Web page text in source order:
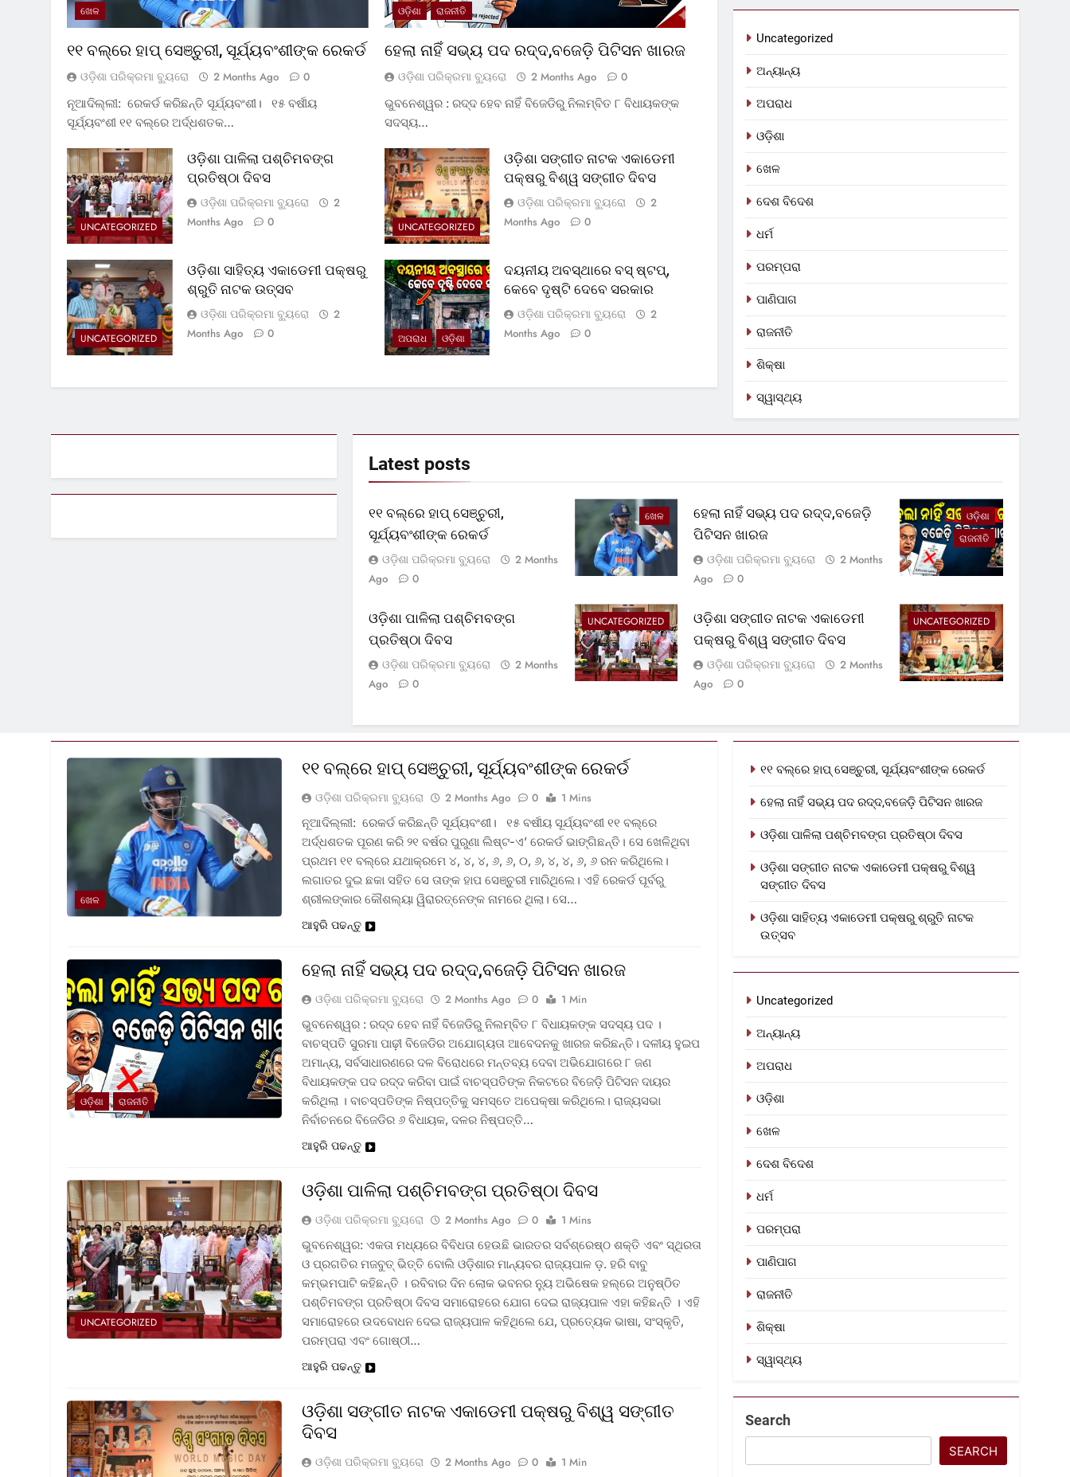
ଖେଳ
୧୧ ବଲ୍‌ରେ ହାପ୍ ସେଞ୍ଚୁରୀ, ସୂର୍ଯ୍ୟବଂଶୀଙ୍କ ରେକର୍ଡ
ଓଡ଼ିଶା ପରିକ୍ରମା ବ୍ୟୁରୋ 2 Months Ago
0
ନୂଆଦିଲ୍ଲୀ: ରେକର୍ଡ କରିଛନ୍ତି ସୂର୍ଯ୍ୟବଂଶୀ। ୧୫ ବର୍ଷୀୟ
ସୂର୍ଯ୍ୟବଂଶୀ ୧୧ ବଲ୍‌ରେ ଅର୍ଦ୍ଧଶତକ…
ଓଡ଼ିଶା ରାଜନୀତି
ହେଲା ନାହିଁ ସଭ୍ୟ ପଦ ରଦ୍ଦ,ବଜେଡ଼ି ପିଟିସନ ଖାରଜ
ଓଡ଼ିଶା ପରିକ୍ରମା ବ୍ୟୁରୋ 2 Months Ago
0
ଭୁବନେଶ୍ୱର : ରଦ୍ଦ ହେବ ନାହିଁ ବିଜେଡିରୁ ନିଲମ୍ବିତ ୮ ବିଧାୟକଙ୍କ
ସଦସ୍ୟ…
UNCATEGORIZED
ଓଡ଼ିଶା ପାଳିଲା ପଶ୍ଚିମବଙ୍ଗ
ପ୍ରତିଷ୍ଠା ଦିବସ
ଓଡ଼ିଶା ପରିକ୍ରମା ବ୍ୟୁରୋ
2
Months Ago
0 UNCATEGORIZED
ଓଡ଼ିଶା ସଙ୍ଗୀତ ନାଟକ ଏକାଡେମୀ
ପକ୍ଷରୁ ବିଶ୍ୱ ସଙ୍ଗୀତ ଦିବସ
ଓଡ଼ିଶା ପରିକ୍ରମା ବ୍ୟୁରୋ
2
Months Ago
0
UNCATEGORIZED
ଓଡ଼ିଶା ସାହିତ୍ୟ ଏକାଡେମୀ ପକ୍ଷରୁ
ଶ୍ରୁତି ନାଟକ ଉତ୍ସବ
ଓଡ଼ିଶା ପରିକ୍ରମା ବ୍ୟୁରୋ
2
Months Ago
0 ଅପରାଧ ଓଡ଼ିଶା
ଦୟନୀୟ ଅବସ୍ଥାରେ ବସ୍‌ ଷ୍ଟପ୍‌,
କେବେ ଦୃଷ୍ଟି ଦେବେ ସରକାର
ଓଡ଼ିଶା ପରିକ୍ରମା ବ୍ୟୁରୋ
2
Months Ago
0
Uncategorized
ଅନ୍ୟାନ୍ୟ
ଅପରାଧ
ଓଡ଼ିଶା
ଖେଳ
ଦେଶ ବିଦେଶ
ଧର୍ମ
ପରମ୍ପରା
ପାଣିପାଗ
ରାଜନୀତି
ଶିକ୍ଷା
ସ୍ୱାସ୍ଥ୍ୟ
Latest posts
ଖେଳ
୧୧ ବଲ୍‌ରେ ହାପ୍ ସେଞ୍ଚୁରୀ,
ସୂର୍ଯ୍ୟବଂଶୀଙ୍କ ରେକର୍ଡ
ଓଡ଼ିଶା ପରିକ୍ରମା ବ୍ୟୁରୋ
2 Months
Ago
0
ଓଡ଼ିଶା
ରାଜନୀତି
ହେଲା ନାହିଁ ସଭ୍ୟ ପଦ ରଦ୍ଦ,ବଜେଡ଼ି
ପିଟିସନ ଖାରଜ
ଓଡ଼ିଶା ପରିକ୍ରମା ବ୍ୟୁରୋ
2 Months
Ago
0
UNCATEGORIZED
ଓଡ଼ିଶା ପାଳିଲା ପଶ୍ଚିମବଙ୍ଗ
ପ୍ରତିଷ୍ଠା ଦିବସ
ଓଡ଼ିଶା ପରିକ୍ରମା ବ୍ୟୁରୋ
2 Months
Ago
0
UNCATEGORIZED
ଓଡ଼ିଶା ସଙ୍ଗୀତ ନାଟକ ଏକାଡେମୀ
ପକ୍ଷରୁ ବିଶ୍ୱ ସଙ୍ଗୀତ ଦିବସ
ଓଡ଼ିଶା ପରିକ୍ରମା ବ୍ୟୁରୋ
2 Months
Ago
0
ଖେଳ
୧୧ ବଲ୍‌ରେ ହାପ୍ ସେଞ୍ଚୁରୀ, ସୂର୍ଯ୍ୟବଂଶୀଙ୍କ ରେକର୍ଡ
ଓଡ଼ିଶା ପରିକ୍ରମା ବ୍ୟୁରୋ 2 Months Ago 0
1 Mins
ନୂଆଦିଲ୍ଲୀ: ରେକର୍ଡ କରିଛନ୍ତି ସୂର୍ଯ୍ୟବଂଶୀ। ୧୫ ବର୍ଷୀୟ ସୂର୍ଯ୍ୟବଂଶୀ ୧୧ ବଲ୍‌ରେ
ଅର୍ଦ୍ଧଶତକ ପୂରଣ କରି ୨୧ ବର୍ଷର ପୁରୁଣା ଲିଷ୍ଟ-ଏ’ ରେକର୍ଡ ଭାଙ୍ଗିଛନ୍ତି। ସେ ଖେଳିଥିବା
ପ୍ରଥମ ୧୧ ବଲ୍‌ରେ ଯଥାକ୍ରମେ ୪, ୪, ୪, ୬, ୬, ୦, ୬, ୪, ୪, ୬, ୬ ରନ କରିଥିଲେ।
ଲଗାତର ଦୁଇ ଛକା ସହିତ ସେ ତାଙ୍କ ହାପ ସେଞ୍ଚୁରୀ ମାରିଥିଲେ। ଏହି ରେକର୍ଡ ପୂର୍ବରୁ
ଶ୍ରୀଲଙ୍କାର କୌଶଲ୍ୟା ୱିରାରତ୍ନେଙ୍କ ନାମରେ ଥିଲା। ସେ…
ଆହୁରି ପଢନ୍ତୁ
ଓଡ଼ିଶା ରାଜନୀତି
ହେଲା ନାହିଁ ସଭ୍ୟ ପଦ ରଦ୍ଦ,ବଜେଡ଼ି ପିଟିସନ ଖାରଜ
ଓଡ଼ିଶା ପରିକ୍ରମା ବ୍ୟୁରୋ 2 Months Ago 0
1 Min
ଭୁବନେଶ୍ୱର : ରଦ୍ଦ ହେବ ନାହିଁ ବିଜେଡିରୁ ନିଲମ୍ବିତ ୮ ବିଧାୟକଙ୍କ ସଦସ୍ୟ ପଦ ।
ବାଚସ୍ପତି ସୁରମା ପାଢ଼ୀ ବିଜେଡିର ଅଯୋଗ୍ୟତା ଆବେଦନକୁ ଖାରଜ କରିଛନ୍ତି। ଦଳୀୟ ହୁଇପ
ଅମାନ୍ୟ, ସର୍ବସାଧାରଣରେ ଦଳ ବିରୋଧରେ ମନ୍ତବ୍ୟ ଦେବା ଅଭିଯୋଗରେ ୮ ଜଣ
ବିଧାୟକଙ୍କ ପଦ ରଦ୍ଦ କରିବା ପାଇଁ ବାଚସ୍ପତିଙ୍କ ନିକଟରେ ବିଜେଡ଼ି ପିଟିସନ ଦାୟର
କରିଥିଲା । ବାଚସ୍ପତିଙ୍କ ନିଷ୍ପତ୍ତିକୁ ସମସ୍ତେ ଅପେକ୍ଷା କରିଥିଲେ। ରାଜ୍ୟସଭା
ନିର୍ବାଚନରେ ବିଜେଡିର ୬ ବିଧାୟକ, ଦଳର ନିଷ୍ପତ୍ତି…
ଆହୁରି ପଢନ୍ତୁ
UNCATEGORIZED
ଓଡ଼ିଶା ପାଳିଲା ପଶ୍ଚିମବଙ୍ଗ ପ୍ରତିଷ୍ଠା ଦିବସ
ଓଡ଼ିଶା ପରିକ୍ରମା ବ୍ୟୁରୋ 2 Months Ago 0
1 Mins
ଭୁବନେଶ୍ୱର: ଏକତା ମଧ୍ୟରେ ବିବିଧତା ହେଉଛି ଭାରତର ସର୍ବଶ୍ରେଷ୍ଠ ଶକ୍ତି ଏବଂ ସ୍ଥିରତା
ଓ ପ୍ରଗତିର ମଜବୁତ୍ ଭିତ୍ତି ବୋଲି ଓଡ଼ିଶାର ମାନ୍ୟବର ରାଜ୍ୟପାଳ ଡ଼. ହରି ବାବୁ
କମ୍ଭମପାଟି କହିଛନ୍ତି । ରବିବାର ଦିନ ଲୋକ ଭବନର ନ୍ୟୁ ଅଭିଷେକ ହଲ୍‌ରେ ଅନୁଷ୍ଠିତ
ପଶ୍ଚିମବଙ୍ଗ ପ୍ରତିଷ୍ଠା ଦିବସ ସମାରୋହରେ ଯୋଗ ଦେଇ ରାଜ୍ୟପାଳ ଏହା କହିଛନ୍ତି । ଏହି
ସମାରୋହରେ ଉଦବୋଧନ ଦେଇ ରାଜ୍ୟପାଳ କହିଥିଲେ ଯେ, ପ୍ରତ୍ୟେକ ଭାଷା, ସଂସ୍କୃତି,
ପରମ୍ପରା ଏବଂ ଗୋଷ୍ଠୀ…
ଆହୁରି ପଢନ୍ତୁ
ଓଡ଼ିଶା ସଙ୍ଗୀତ ନାଟକ ଏକାଡେମୀ ପକ୍ଷରୁ ବିଶ୍ୱ ସଙ୍ଗୀତ
ଦିବସ
ଓଡ଼ିଶା ପରିକ୍ରମା ବ୍ୟୁରୋ 2 Months Ago 0 1 Min
୧୧ ବଲ୍‌ରେ ହାପ୍ ସେଞ୍ଚୁରୀ, ସୂର୍ଯ୍ୟବଂଶୀଙ୍କ ରେକର୍ଡ
ହେଲା ନାହିଁ ସଭ୍ୟ ପଦ ରଦ୍ଦ,ବଜେଡ଼ି ପିଟିସନ ଖାରଜ
ଓଡ଼ିଶା ପାଳିଲା ପଶ୍ଚିମବଙ୍ଗ ପ୍ରତିଷ୍ଠା ଦିବସ
ଓଡ଼ିଶା ସଙ୍ଗୀତ ନାଟକ ଏକାଡେମୀ ପକ୍ଷରୁ ବିଶ୍ୱ
ସଙ୍ଗୀତ ଦିବସ
ଓଡ଼ିଶା ସାହିତ୍ୟ ଏକାଡେମୀ ପକ୍ଷରୁ ଶ୍ରୁତି ନାଟକ
ଉତ୍ସବ
Uncategorized
ଅନ୍ୟାନ୍ୟ
ଅପରାଧ
ଓଡ଼ିଶା
ଖେଳ
ଦେଶ ବିଦେଶ
ଧର୍ମ
ପରମ୍ପରା
ପାଣିପାଗ
ରାଜନୀତି
ଶିକ୍ଷା
ସ୍ୱାସ୍ଥ୍ୟ
Search
SEARCH